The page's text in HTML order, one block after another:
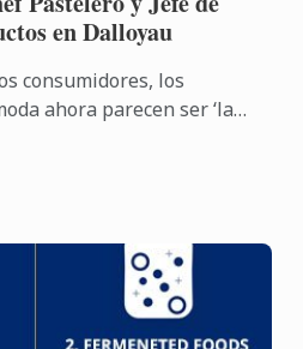
en Dalloyau
consumidores, los
ahora parecen ser ‘la